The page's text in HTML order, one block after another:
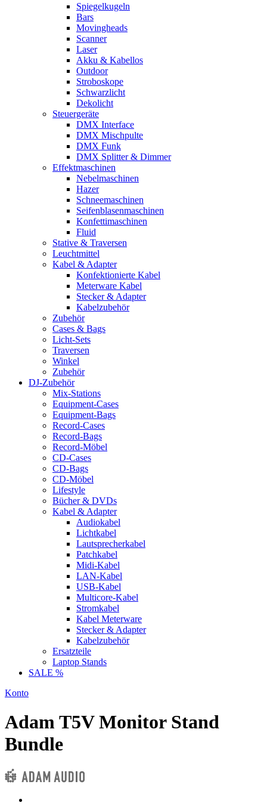
Spiegelkugeln
Bars
Movingheads
Scanner
Laser
Akku & Kabellos
Outdoor
Stroboskope
Schwarzlicht
Dekolicht
Steuergeräte
DMX Interface
DMX Mischpulte
DMX Funk
DMX Splitter & Dimmer
Effektmaschinen
Nebelmaschinen
Hazer
Schneemaschinen
Seifenblasenmaschinen
Konfettimaschinen
Fluid
Stative & Traversen
Leuchtmittel
Kabel & Adapter
Konfektionierte Kabel
Meterware Kabel
Stecker & Adapter
Kabelzubehör
Zubehör
Cases & Bags
Licht-Sets
Traversen
Winkel
Zubehör
DJ-Zubehör
Mix-Stations
Equipment-Cases
Equipment-Bags
Record-Cases
Record-Bags
Record-Möbel
CD-Cases
CD-Bags
CD-Möbel
Lifestyle
Bücher & DVDs
Kabel & Adapter
Audiokabel
Lichtkabel
Lautsprecherkabel
Patchkabel
Midi-Kabel
LAN-Kabel
USB-Kabel
Multicore-Kabel
Stromkabel
Kabel Meterware
Stecker & Adapter
Kabelzubehör
Ersatzteile
Laptop Stands
SALE %
Konto
Adam T5V Monitor Stand
Bundle